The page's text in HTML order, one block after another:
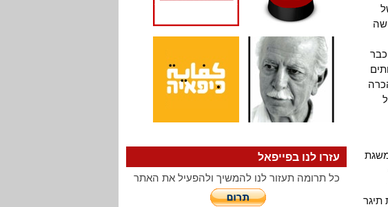
תיגר
עזרו לנו בפייפאל
כל תרומה תעזור לנו להמשיך ולהפעיל את האתר